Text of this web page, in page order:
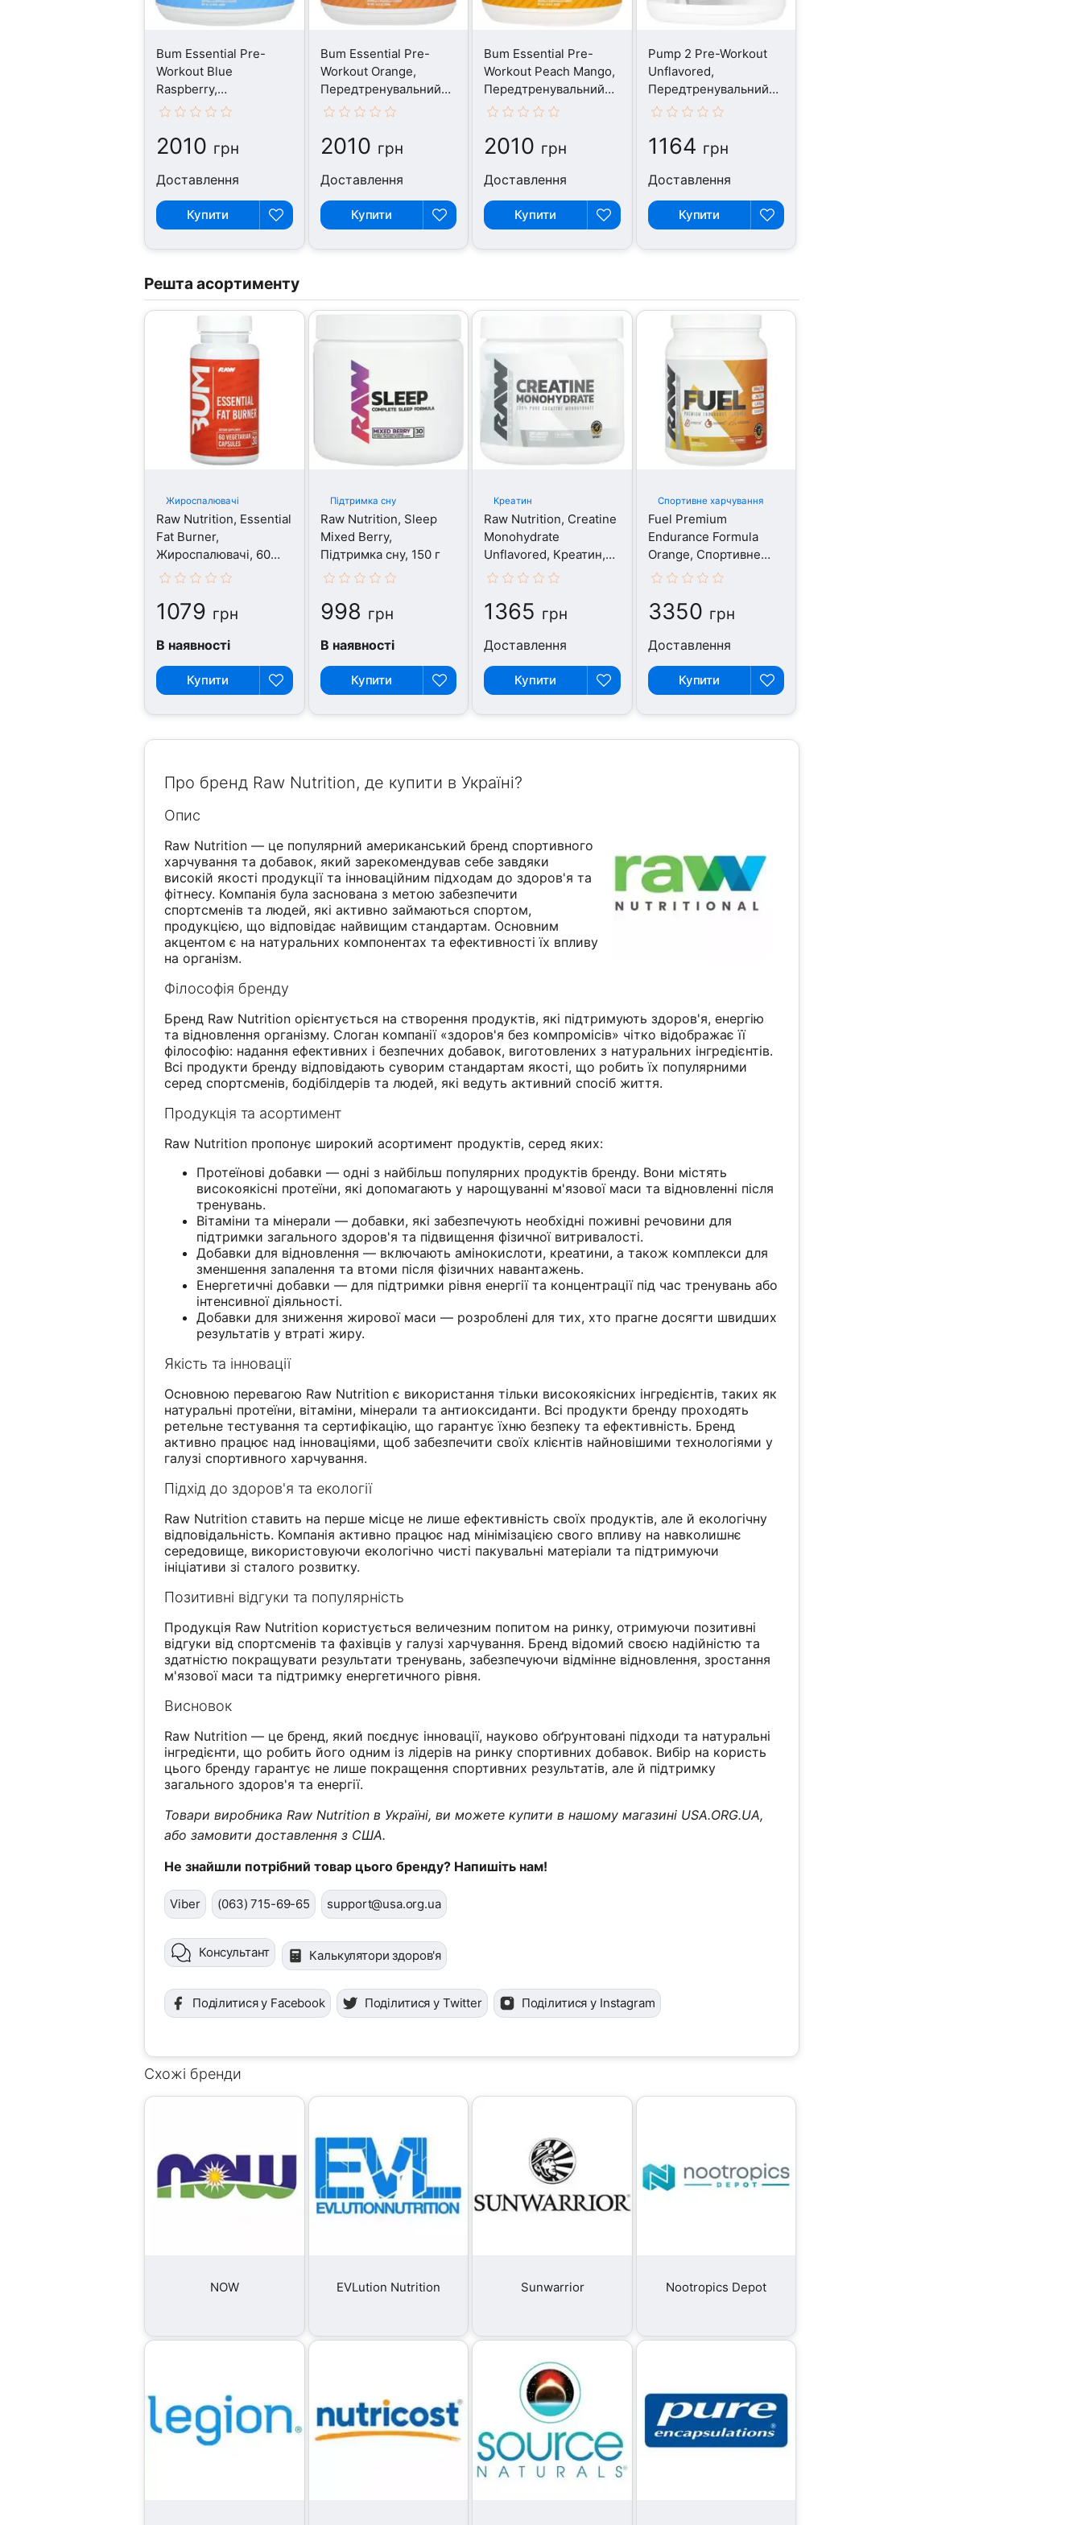
Bum Essential Pre-
Workout Blue
Raspberry,
Передтренувальний
2010 грн
Доставлення
Купити
Bum Essential Pre-
Workout Orange,
Передтренувальний
комплекс, 399 г
2010 грн
Доставлення
Купити
Bum Essential Pre-
Workout Peach Mango,
Передтренувальний
комплекс, 423 г
2010 грн
Доставлення
Купити
Pump 2 Pre-Workout
Unflavored,
Передтренувальний
комплекс, 124 г
1164 грн
Доставлення
Купити
Решта асортименту
Жироспалювачі
Raw Nutrition, Essential
Fat Burner,
Жироспалювачі, 60
капсул
1079 грн
В наявності
Купити
Підтримка сну
Raw Nutrition, Sleep
Mixed Berry,
Підтримка сну, 150 г
998 грн
В наявності
Купити
Креатин
Raw Nutrition, Creatine
Monohydrate
Unflavored, Креатин,
150 grams
1365 грн
Доставлення
Купити
Спортивне харчування
Fuel Premium
Endurance Formula
Orange, Спортивне
харчування, 1620 г
3350 грн
Доставлення
Купити
Про бренд Raw Nutrition, де купити в Україні?
Опис
Raw Nutrition — це популярний американський бренд спортивного
харчування та добавок, який зарекомендував себе завдяки
високій якості продукції та інноваційним підходам до здоров'я та
фітнесу. Компанія була заснована з метою забезпечити
спортсменів та людей, які активно займаються спортом,
продукцією, що відповідає найвищим стандартам. Основним
акцентом є на натуральних компонентах та ефективності їх впливу
на організм.
Філософія бренду
Бренд Raw Nutrition орієнтується на створення продуктів, які підтримують здоров'я, енергію
та відновлення організму. Слоган компанії «здоров'я без компромісів» чітко відображає її
філософію: надання ефективних і безпечних добавок, виготовлених з натуральних інгредієнтів.
Всі продукти бренду відповідають суворим стандартам якості, що робить їх популярними
серед спортсменів, бодібілдерів та людей, які ведуть активний спосіб життя.
Продукція та асортимент
Raw Nutrition пропонує широкий асортимент продуктів, серед яких:
Протеїнові добавки — одні з найбільш популярних продуктів бренду. Вони містять
високоякісні протеїни, які допомагають у нарощуванні м'язової маси та відновленні після
тренувань.
Вітаміни та мінерали — добавки, які забезпечують необхідні поживні речовини для
підтримки загального здоров'я та підвищення фізичної витривалості.
Добавки для відновлення — включають амінокислоти, креатини, а також комплекси для
зменшення запалення та втоми після фізичних навантажень.
Енергетичні добавки — для підтримки рівня енергії та концентрації під час тренувань або
інтенсивної діяльності.
Добавки для зниження жирової маси — розроблені для тих, хто прагне досягти швидших
результатів у втраті жиру.
Якість та інновації
Основною перевагою Raw Nutrition є використання тільки високоякісних інгредієнтів, таких як
натуральні протеїни, вітаміни, мінерали та антиоксиданти. Всі продукти бренду проходять
ретельне тестування та сертифікацію, що гарантує їхню безпеку та ефективність. Бренд
активно працює над інноваціями, щоб забезпечити своїх клієнтів найновішими технологіями у
галузі спортивного харчування.
Підхід до здоров'я та екології
Raw Nutrition ставить на перше місце не лише ефективність своїх продуктів, але й екологічну
відповідальність. Компанія активно працює над мінімізацією свого впливу на навколишнє
середовище, використовуючи екологічно чисті пакувальні матеріали та підтримуючи
ініціативи зі сталого розвитку.
Позитивні відгуки та популярність
Продукція Raw Nutrition користується величезним попитом на ринку, отримуючи позитивні
відгуки від спортсменів та фахівців у галузі харчування. Бренд відомий своєю надійністю та
здатністю покращувати результати тренувань, забезпечуючи відмінне відновлення, зростання
м'язової маси та підтримку енергетичного рівня.
Висновок
Raw Nutrition — це бренд, який поєднує інновації, науково обґрунтовані підходи та натуральні
інгредієнти, що робить його одним із лідерів на ринку спортивних добавок. Вибір на користь
цього бренду гарантує не лише покращення спортивних результатів, але й підтримку
загального здоров'я та енергії.
Товари виробника Raw Nutrition в Україні, ви можете купити в нашому магазині USA.ORG.UA,
або замовити доставлення з США.
Не знайшли потрібний товар цього бренду? Напишіть нам!
Viber (063) 715-69-65 support@usa.org.ua
Консультант Калькулятори здоров'я
Поділитися у Facebook Поділитися у Twitter Поділитися у Instagram
Схожі бренди
NOW EVLution Nutrition Sunwarrior Nootropics Depot